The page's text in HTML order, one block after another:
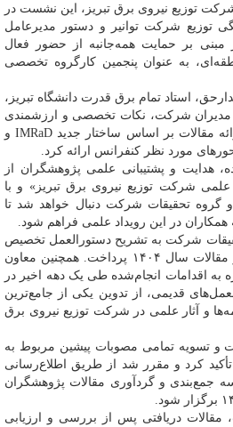
توزیع نیروی برق تبریز، این نشست در
توزیع شرکت توانیر و دستور مدیرعامل
مبنی بر حمایت همه‌جانبه از حضور فعال
به عنوان پنجمین کارگروه تخصصی
استاد تمام برق قدرت دانشگاه تبریز،
مدیران شرکت، نکات تخصصی و ارزشمندی
را در خصوص شیوه تدوین و ارائه مقالات بر اساس ساختار جدید IMRaD و
مورد نظر کنفرانس ارائه کرد.
هدایت و پشتیبانی علمی پژوهشگران از
شرکت توزیع نیروی برق تبریز» و با
گروه تحقیقات شرکت دنبال خواهد شد تا
در این رویداد علمی فراهم شود.
شرکت به تشریح دستورالعمل تخصیص
پاداش و ارزشیابی آثار علمی و مقالات سال ۱۴۰۴ پرداخت. همچنین معاون
به اقدامات انجام‌شده طی یک دهه اخیر در
قدیمی، از تدوین یکی از جامع‌ترین
و آثار علمی در شرکت توزیع نیروی برق
و تسویه تمامی مصوبات پیشین مربوط به
تأکید کرد و مقرر شد از طریق اطلاع‌رسانی
جمع‌بندی و گردآوری مقالات پژوهشگران
دریافتی پس از بررسی و ارزیابی